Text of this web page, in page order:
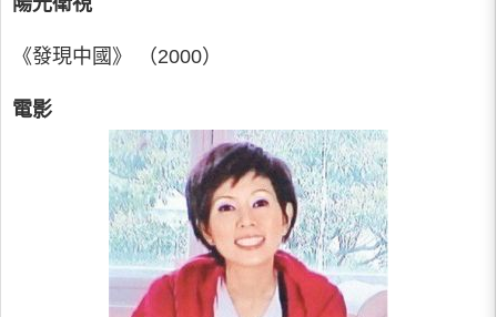
《發現中國》 （2000）
電影